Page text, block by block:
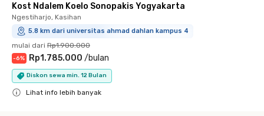
Kost Ndalem Koelo Sonopakis Yogyakarta
Ngestiharjo, Kasihan
5.8 km dari universitas ahmad dahlan kampus 4
mulai dari Rp1.900.000
-6% Rp1.785.000 /bulan
Diskon sewa min. 12 Bulan
Lihat info lebih banyak